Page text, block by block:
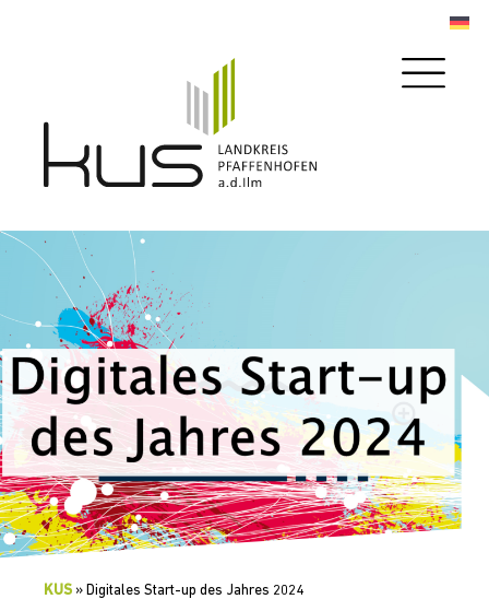
KUS » Digitales Start-up des Jahres 2024